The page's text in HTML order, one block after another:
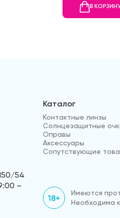
В
54
–
Каталог
Контактные линзы
Солнцезащитные
Оправы
Аксессуары
Сопутствующие
18+
Имеются
Необходима